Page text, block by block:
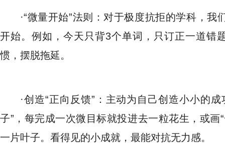
·“微量开始”法则：对于极度抗拒的学科，
开始。例如，今天只背3个单词，只订正一道错
惯，摆脱拖延。
·创造“正向反馈”：主动为自己创造小小的
子”，每完成一次微目标就投进去一粒花生，或画
一片叶子。看得见的小成就，最能对抗无力感。